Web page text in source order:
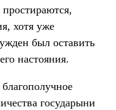
хотя уже
был оставить
настояния.
государыни